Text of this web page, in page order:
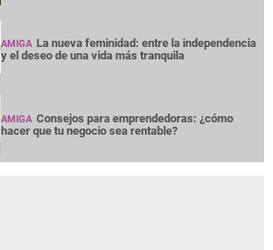
AMIGA La nueva feminidad: entre la independencia
y el deseo de una vida más tranquila
AMIGA Consejos para emprendedoras: ¿cómo
hacer que tu negocio sea rentable?